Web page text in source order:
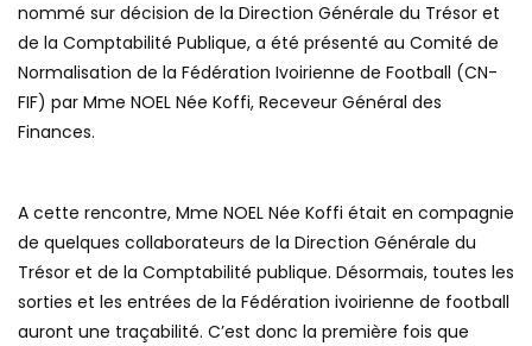
nommé sur décision de la Direction Générale du Trésor et
de la Comptabilité Publique, a été présenté au Comité de
Normalisation de la Fédération Ivoirienne de Football (CN-
FIF) par Mme NOEL Née Koffi, Receveur Général des
Finances.
A cette rencontre, Mme NOEL Née Koffi était en compagnie
de quelques collaborateurs de la Direction Générale du
Trésor et de la Comptabilité publique. Désormais, toutes les
sorties et les entrées de la Fédération ivoirienne de football
auront une traçabilité. C’est donc la première fois que